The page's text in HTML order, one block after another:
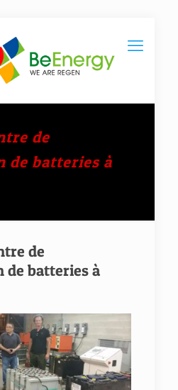
de
de batteries à
de
de batteries à